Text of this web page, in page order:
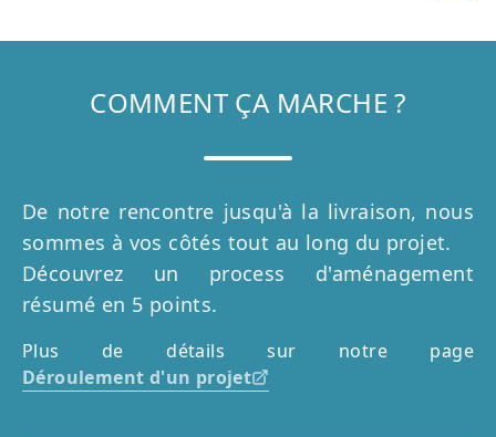
COMMENT ÇA MARCHE ?
De notre rencontre jusqu'à la livraison, nous
sommes à vos côtés tout au long du projet.
Découvrez un process d'aménagement
résumé en 5 points.
Plus de détails sur notre page
Déroulement d'un projet